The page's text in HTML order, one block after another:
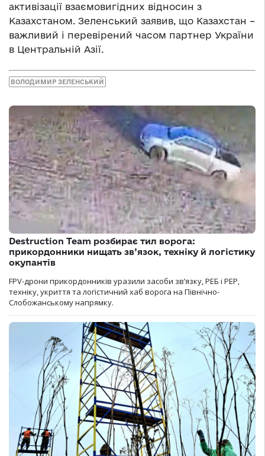
активізації взаємовигідних відносин з
Казахстаном. Зеленський заявив, що Казахстан –
важливий і перевірений часом партнер України
в Центральній Азії.
ВОЛОДИМИР ЗЕЛЕНСЬКИЙ
Destruction Team розбирає тил ворога:
прикордонники нищать зв’язок, техніку й логістику
окупантів
FPV-дрони прикордонників уразили засоби зв’язку, РЕБ і РЕР,
техніку, укриття та логістичний хаб ворога на Північно-
Слобожанському напрямку.